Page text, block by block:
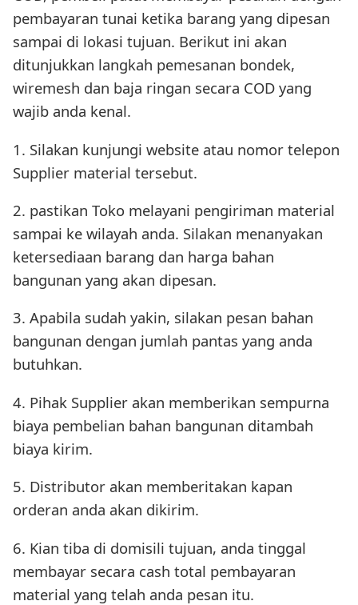
pembayaran tunai ketika barang yang dipesan
sampai di lokasi tujuan. Berikut ini akan
ditunjukkan langkah pemesanan bondek,
wiremesh dan baja ringan secara COD yang
wajib anda kenal.
1. Silakan kunjungi website atau nomor telepon
Supplier material tersebut.
2. pastikan Toko melayani pengiriman material
sampai ke wilayah anda. Silakan menanyakan
ketersediaan barang dan harga bahan
bangunan yang akan dipesan.
3. Apabila sudah yakin, silakan pesan bahan
bangunan dengan jumlah pantas yang anda
butuhkan.
4. Pihak Supplier akan memberikan sempurna
biaya pembelian bahan bangunan ditambah
biaya kirim.
5. Distributor akan memberitakan kapan
orderan anda akan dikirim.
6. Kian tiba di domisili tujuan, anda tinggal
membayar secara cash total pembayaran
material yang telah anda pesan itu.